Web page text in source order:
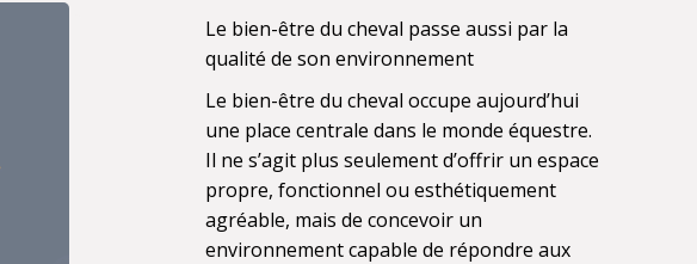
Le bien-être du cheval passe aussi par la
qualité de son environnement
Le bien-être du cheval occupe aujourd’hui
une place centrale dans le monde équestre.
Il ne s’agit plus seulement d’offrir un espace
propre, fonctionnel ou esthétiquement
agréable, mais de concevoir un
environnement capable de répondre aux